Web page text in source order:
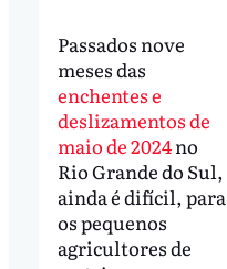
Passados nove
meses das
enchentes e
deslizamentos de
maio de 2024no
Rio Grande do Sul,
ainda é difícil, para
os pequenos
agricultores de